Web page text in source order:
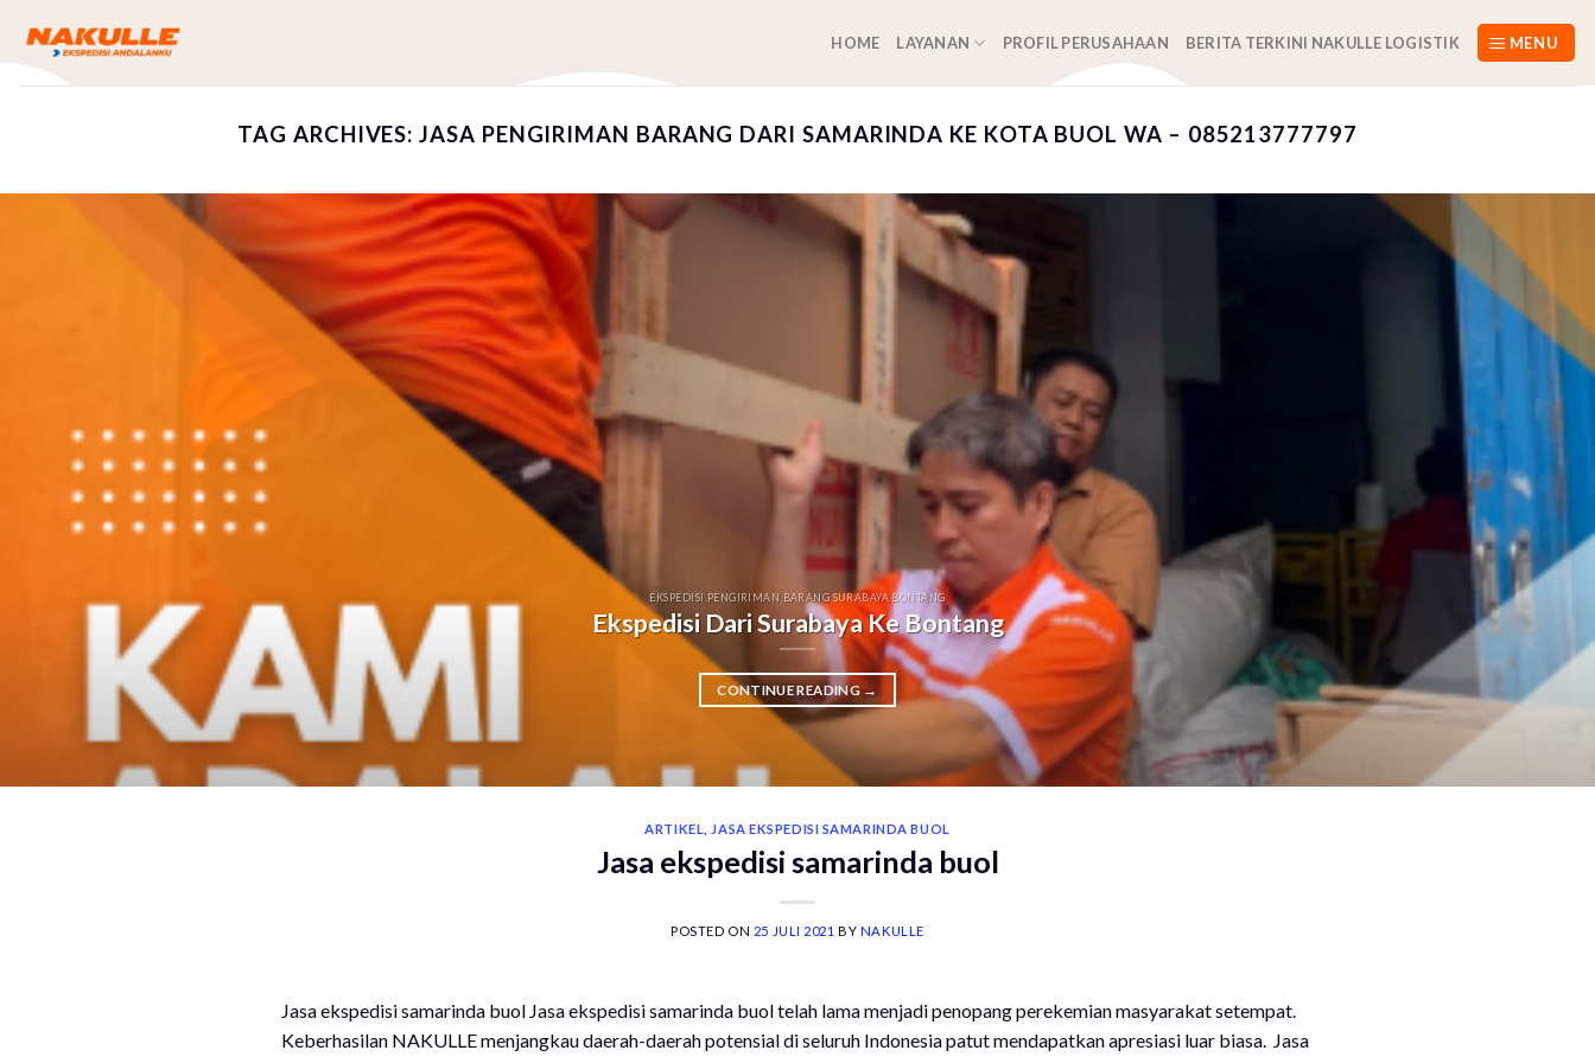
content
HOME LAYANAN PROFIL PERUSAHAAN BERITA TERKINI NAKULLE LOGISTIK MENU
TAG ARCHIVES:JASA PENGIRIMAN BARANG DARI SAMARINDA KE KOTA BUOL WA – 085213777797
EKSPEDISI PENGIRIMAN BARANG SURABAYA BONTANG
Ekspedisi Dari Surabaya Ke Bontang
CONTINUE READING→
ARTIKEL JASA EKSPEDISI SAMARINDA BUOL
Jasa ekspedisi samarinda buol
POSTED ON 25 JULI 2021 BY NAKULLE
Jasa ekspedisi samarinda buol Jasa ekspedisi samarinda buol telah lama menjadi penopang perekemian masyarakat setempat.
Keberhasilan NAKULLE menjangkau daerah-daerah potensial di seluruh Indonesia patut mendapatkan apresiasi luar biasa. Jasa